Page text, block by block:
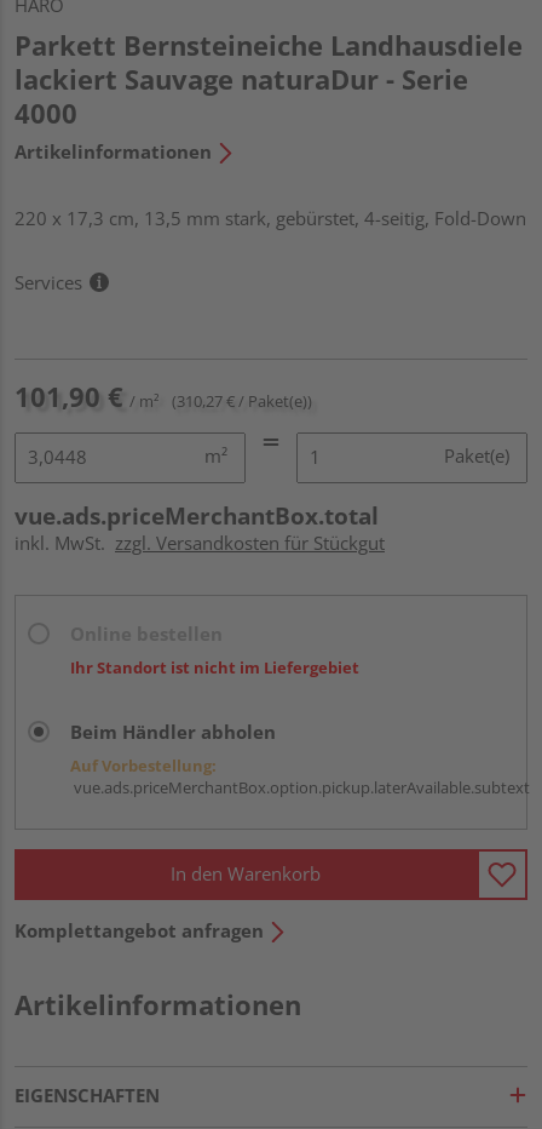
Parkett Bernsteineiche Landhausdiele
lackiert Sauvage naturaDur - Serie
4000
Artikelinformationen
220 x 17,3 cm, 13,5 mm stark, gebürstet, 4-seitig, Fold-Down
Services
101,90 € / m² (310,27 € / Paket(e))
m² Paket(e)
vue.ads.priceMerchantBox.total
inkl. MwSt. zzgl. Versandkosten für Stückgut
Ihr Standort ist nicht im Liefergebiet
Beim Händler abholen
Auf Vorbestellung:
vue.ads.priceMerchantBox.option.pickup.laterAvailable.subtext
In den Warenkorb
Komplettangebot anfragen
Artikelinformationen
EIGENSCHAFTEN